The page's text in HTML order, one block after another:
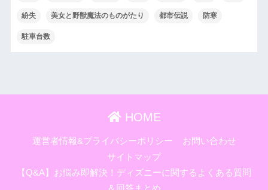
紛失 美女と野獣魔法のものがたり 都市伝説 防寒
駐車台数
HOME
運営者情報&プライバシーポリシー
お問い合わせ
サイトマップ
【Q&A】お悩み即解決！ディズニーに関するよくある質問